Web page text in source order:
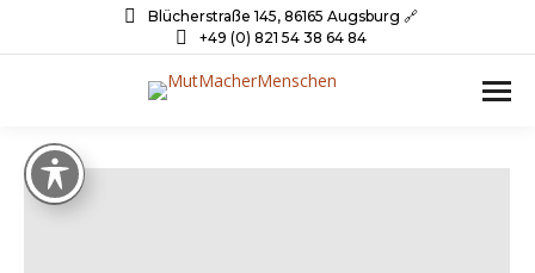
Blücherstraße 145, 86165 Augsburg 🔗
+49 (0) 821 54 38 64 84